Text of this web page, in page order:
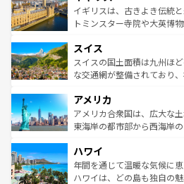
香り高いラベンダー畑など
らに、パリ以外の地域にも
れる地方に足を運ぶとそれ
きるだろう。 なお、
を参照してほしい。
ルリンの文化的活気、バイ
してライン川沿いのワイン
は、お酒好きな人にはぜひ体験してほ
ドイツ情報はコンテンツ一覧
イギリスは、古きよき伝統
トミンスター寺院や大英博
リアごとに異なる魅力があ
ティー、ビール好きにはた
戦など、本場だからこそで
ンツ一覧を参照してほしい。
スイス
スイスの国土面積は九州ほ
な交通網が整備されており
の建物がそのまま残る町や
博物館もあり、アルプス観
ことができる。国民の所得
ば市内交通費無料で観光を楽しむ
着のスイス情報はコンテン
アメリカ
アメリカ合衆国は、広大な
東海岸の都市部から西海岸
のような巨大都市は、観光
ンメントが詰まった刺激的
西部には大自然が広がり、
ハワイ
年間を通じて温暖な気候に
ハワイは、どの島も独自の